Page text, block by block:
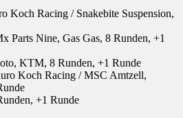
Koch Racing / Snakebite Suspension,
Parts Nine, Gas Gas, 8 Runden, +1
KTM, 8 Runden, +1 Runde
Koch Racing / MSC Amtzell,
+1 Runde